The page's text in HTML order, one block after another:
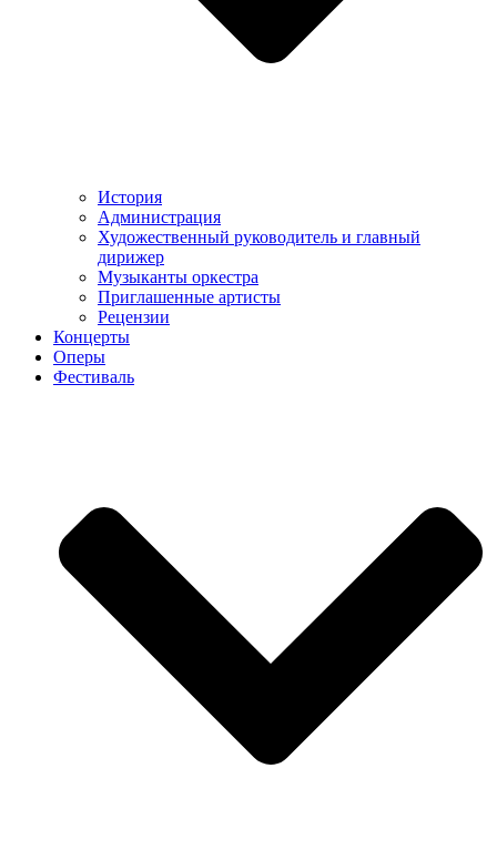
История
Администрация
Художественный руководитель и главный
дирижер
Музыканты оркестра
Приглашенные артисты
Рецензии
Концерты
Оперы
Фестиваль